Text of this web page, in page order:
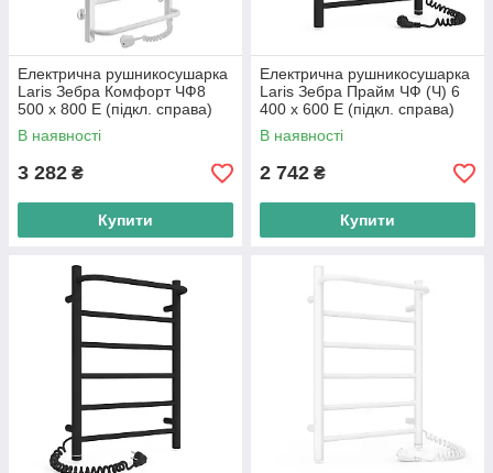
Електрична рушникосушарка
Laris Зебра Комфорт ЧФ8
500 х 800 Е (підкл. справа)
В наявності
3 282 ₴
Купити
Електрична рушникосушарка
Laris Зебра Прайм ЧФ (Ч) 6
400 х 600 Е (підкл. справа)
S3
В наявності
2 742 ₴
Купити